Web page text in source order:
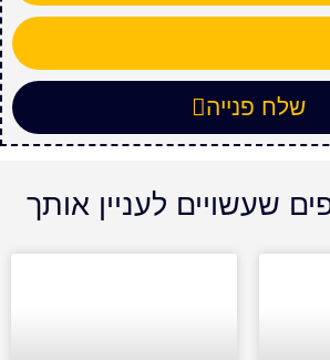
שלח פנייה
שעשויים לעניין אותך